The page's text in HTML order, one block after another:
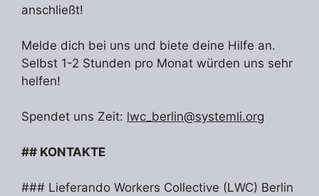
anschließt!
Melde dich bei uns und biete deine Hilfe an.
Selbst 1-2 Stunden pro Monat würden uns sehr
helfen!
Spendet uns Zeit: lwc_berlin@systemli.org
## KONTAKTE
### Lieferando Workers Collective (LWC) Berlin